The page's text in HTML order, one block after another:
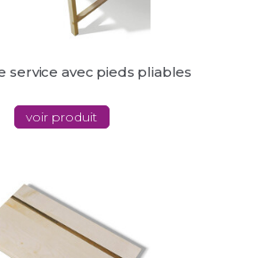
service avec pieds pliables
voir produit